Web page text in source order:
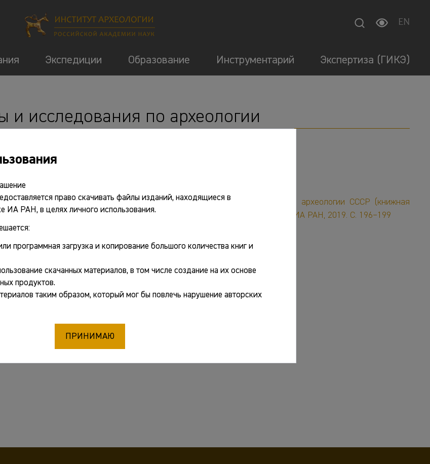
EN
Экспедиции Образование Инструментарий Экспертиза (ГИКЭ)
и исследования по археологии
И.О., Кузьминых С.В., Лопатин Н.В. Материалы и исследования по археологии СССР (книжная
// Институт археологии РАН: 100 лет истории / Отв. ред. Н.А.Макаров. М.: ИА РАН, 2019. С. 196–199
право скачивать файлы изданий, находящиеся в
ИА РАН, в целях личного использования.
программная загрузка и копирование большого количества книг и
скачанных материалов, в том числе создание на их основе
продуктов.
таким образом, который мог бы повлечь нарушение авторских
ПРИНИМАЮ